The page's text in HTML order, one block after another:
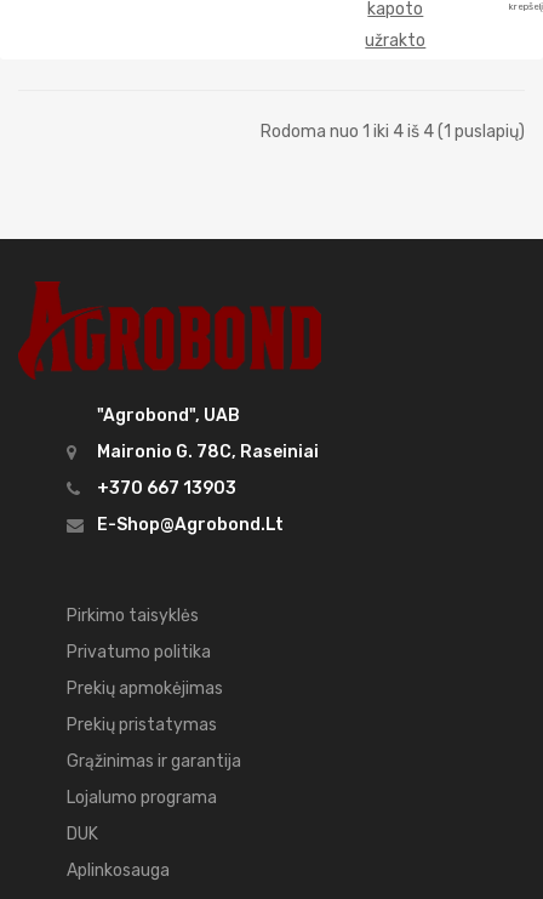
kapoto
užrakto
krepšelį
Rodoma nuo 1 iki 4 iš 4 (1 puslapių)
"Agrobond", UAB
Maironio G. 78C, Raseiniai
+370 667 13903
E-Shop@agrobond.lt
Pirkimo taisyklės
Privatumo politika
Prekių apmokėjimas
Prekių pristatymas
Grąžinimas ir garantija
Lojalumo programa
DUK
Aplinkosauga